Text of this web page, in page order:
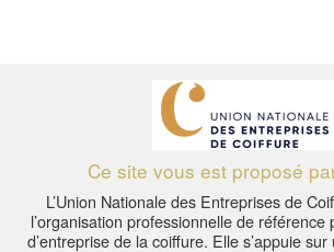
Ce site vous est proposé
L’Union Nationale des Entreprises de
l’organisation professionnelle de référence
d’entreprise de la coiffure. Elle s’appuie sur